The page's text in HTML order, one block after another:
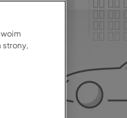
strony,